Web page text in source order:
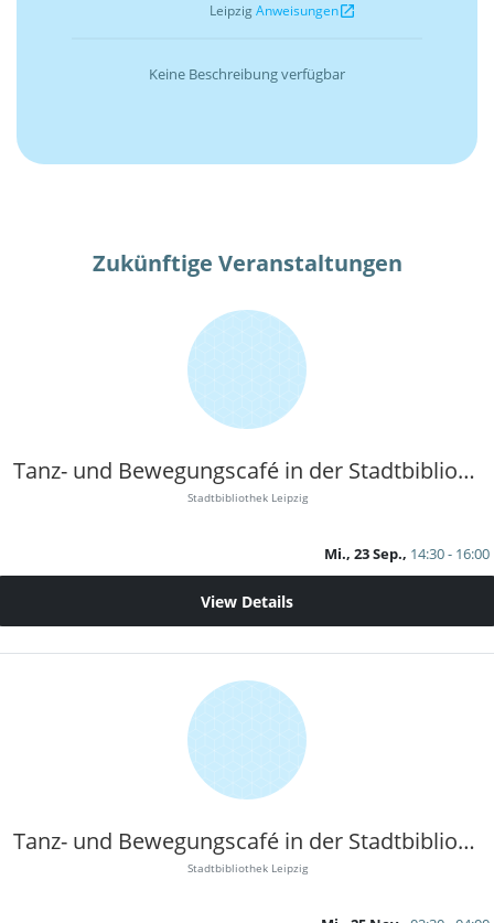
Leipzig Anweisungenopen_in_new
Keine Beschreibung verfügbar
Zukünftige Veranstaltungen
Tanz- und Bewegungscafé in der Stadtbibliothek
Stadtbibliothek Leipzig
Mi., 23 Sep., 14:30 - 16:00
View Details
Tanz- und Bewegungscafé in der Stadtbibliothek
Stadtbibliothek Leipzig